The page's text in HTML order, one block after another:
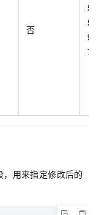
否
，用来指定修改后的